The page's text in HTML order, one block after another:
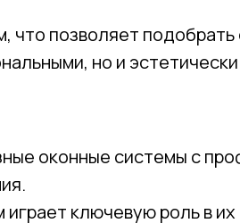
что позволяет подобрать
но и
оконные системы с
ключевую роль в